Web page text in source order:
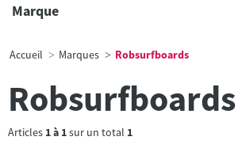
Marque
Accueil Marques Robsurfboards
Robsurfboards
Articles 1à 1sur un total 1